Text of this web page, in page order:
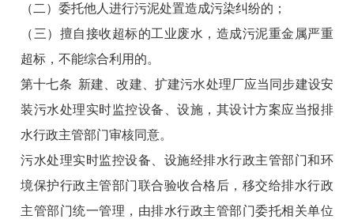
（二）委托他人进行污泥处置造成污染纠纷的；
（三）擅自接收超标的工业废水，造成污泥重金属严重
超标，不能综合利用的。
第十七条 新建、改建、扩建污水处理厂应当同步建设安
装污水处理实时监控设备、设施，其设计方案应当报排
水行政主管部门审核同意。
污水处理实时监控设备、设施经排水行政主管部门和环
境保护行政主管部门联合验收合格后，移交给排水行政
主管部门统一管理，由排水行政主管部门委托相关单位